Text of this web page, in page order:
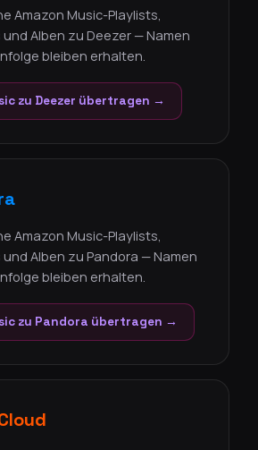
Amazon Music-Playlists,
Alben zu Deezer — Namen
bleiben erhalten.
zu Deezer übertragen →
Amazon Music-Playlists,
Alben zu Pandora — Namen
bleiben erhalten.
zu Pandora übertragen →